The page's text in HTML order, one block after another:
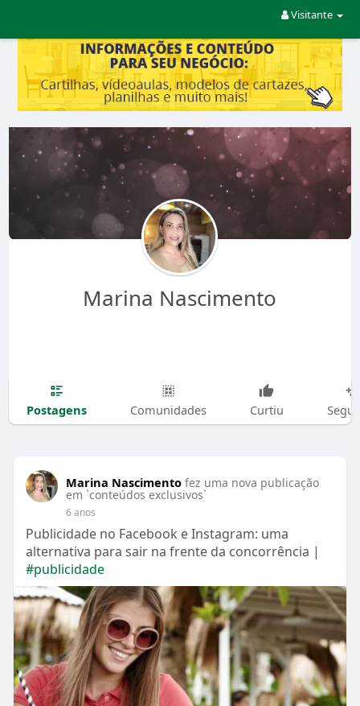
Visitante
Marina Nascimento
Postagens Comunidades Curtiu
Marina Nascimento fez uma nova publicação
em `conteúdos exclusivos`
6 anos
Publicidade no Facebook e Instagram: uma
alternativa para sair na frente da concorrência |
#publicidade